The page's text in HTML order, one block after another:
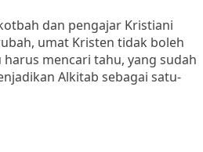
dan pengajar Kristiani
umat Kristen tidak boleh
mencari tahu, yang sudah
Alkitab sebagai satu-